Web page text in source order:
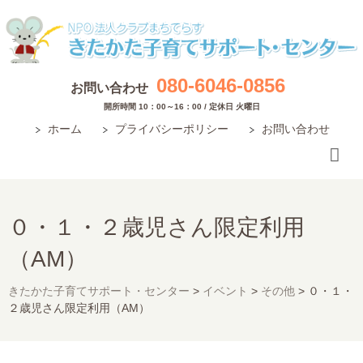
お問い合わせ 080-6046-0856
開所時間 10：00～16：00 / 定休日 火曜日
ホーム プライバシーポリシー お問い合わせ
０・１・２歳児さん限定利用
（AM）
きたかた子育てサポート・センター > イベント > その他 > ０・１・
２歳児さん限定利用（AM）